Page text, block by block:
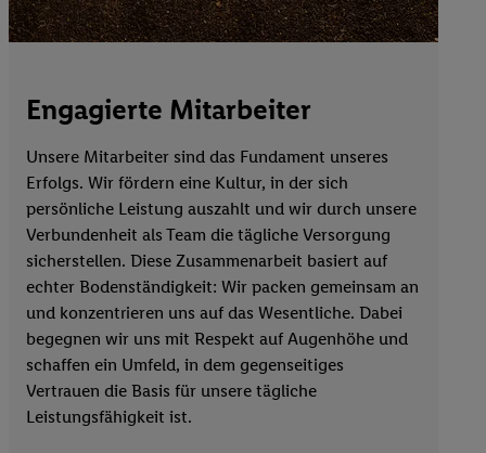
Engagierte Mitarbeiter
Unsere Mitarbeiter sind das Fundament unseres
Erfolgs. Wir fördern eine Kultur, in der sich
persönliche Leistung auszahlt und wir durch unsere
Verbundenheit als Team die tägliche Versorgung
sicherstellen. Diese Zusammenarbeit basiert auf
echter Bodenständigkeit: Wir packen gemeinsam an
und konzentrieren uns auf das Wesentliche. Dabei
begegnen wir uns mit Respekt auf Augenhöhe und
schaffen ein Umfeld, in dem gegenseitiges
Vertrauen die Basis für unsere tägliche
Leistungsfähigkeit ist.